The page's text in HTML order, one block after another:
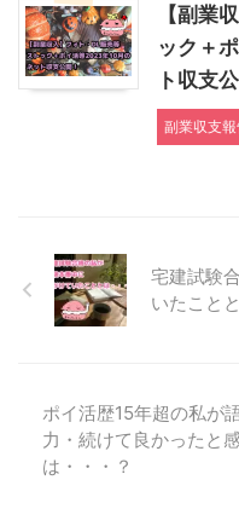
【副業
ック＋
ト収支
副業収支
宅建試験
いたこと
ポイ活歴15年超の私が
力・続けて良かったと
は・・・？